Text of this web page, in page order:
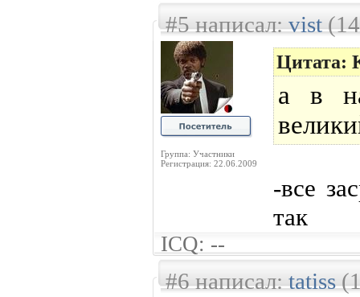
#5 написал:vist(14
Группа: Участники
Регистрация: 22.06.2009
Цитата:
а в
-все
так
ICQ: --
#6 написал:tatiss